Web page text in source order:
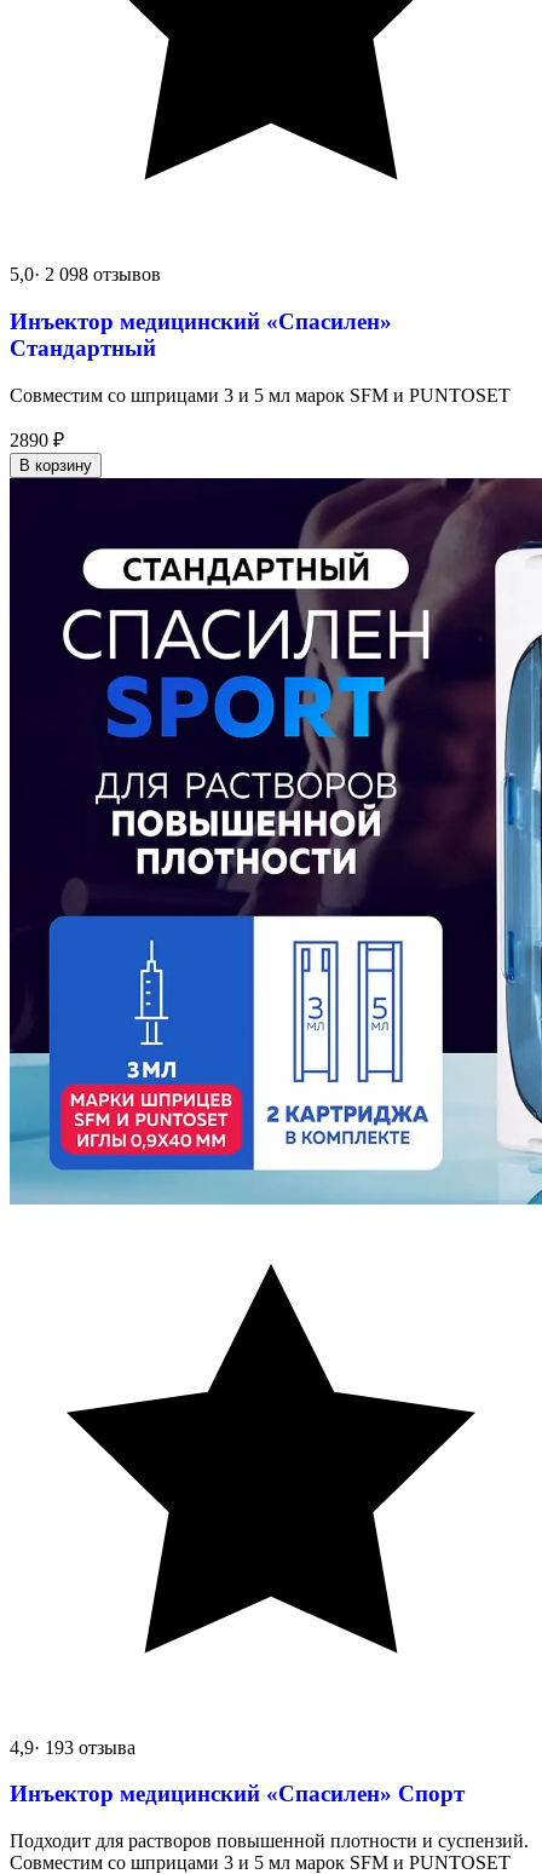
5,0· 2 098 отзывов
Инъектор медицинский «Спасилен»
Стандартный
Совместим со шприцами 3 и 5 мл марок SFM и PUNTOSET
2890 ₽
В корзину
4,9· 193 отзыва
Инъектор медицинский «Спасилен» Спорт
Подходит для растворов повышенной плотности и суспензий.
Совместим со шприцами 3 и 5 мл марок SFM и PUNTOSET